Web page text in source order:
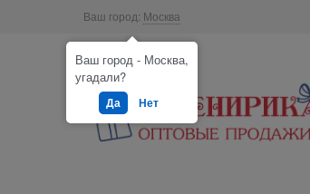
Ваш город: Москва
Ваш город - Москва,
угадали?
Да Нет